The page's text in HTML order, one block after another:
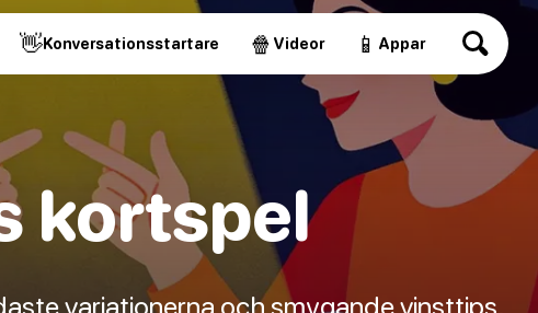
👋Konversationsstartare 🍿 Videor 📱 Appar
kortspel
variationerna och smygande vinsttips.